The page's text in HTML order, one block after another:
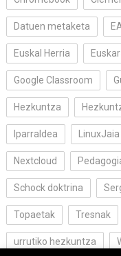
Datuen metaketa
Euskal Herria
Google Classroom
Hezkuntza
Iparraldea LinuxJaia
Nextcloud
Schock doktrina
Topaetak Tresnak
urrutiko hezkuntza